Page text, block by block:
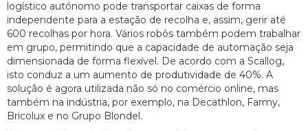
logístico autónomo pode transportar caixas de forma
independente para a estação de recolha e, assim, gerir até
600 recolhas por hora. Vários robôs também podem trabalhar
em grupo, permitindo que a capacidade de automação seja
dimensionada de forma flexível. De acordo com a Scallog,
isto conduz a um aumento de produtividade de 40%. A
solução é agora utilizada não só no comércio online, mas
também na indústria, por exemplo, na Decathlon, Farmy,
Bricolux e no Grupo Blondel.